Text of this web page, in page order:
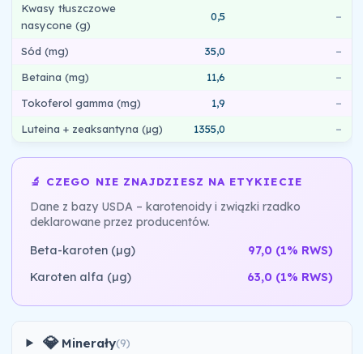
Kwasy tłuszczowe
nasycone (g)
0,5 –
Sód (mg) 35,0
–
Betaina (mg)
11,6
–
Tokoferol gamma (mg)
1,9
–
Luteina + zeaksantyna (µg)
1355,0 –
🔬 CZEGO NIE ZNAJDZIESZ NA ETYKIECIE
Dane z bazy USDA – karotenoidy i związki rzadko
deklarowane przez producentów.
Beta-karoten (µg)
97,0 (1% RWS)
Karoten alfa (µg)
63,0 (1% RWS)
💎 Minerały(9)